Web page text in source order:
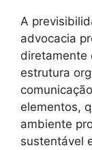
A
advocacia
diretamente
estrutura
elementos,
ambiente
sustentável